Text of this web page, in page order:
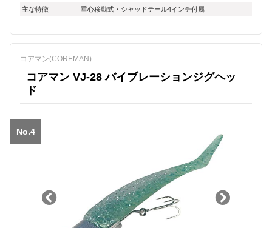
主な特徴
重心移動式・シャッドテール4インチ付属
コアマン(COREMAN)
コアマン VJ-28 バイブレーションジグヘッ
ド
No.4